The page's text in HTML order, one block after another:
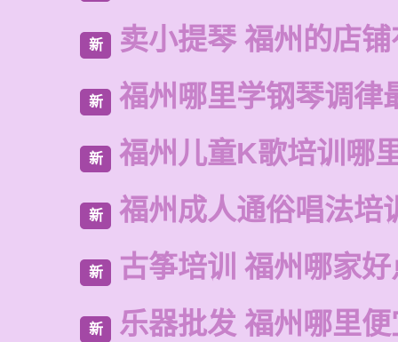
新 卖小提琴 福州的店
新 福州哪里学钢琴调律
新 福州儿童K歌培训哪
新 福州成人通俗唱法培
新 古筝培训 福州哪家好
新 乐器批发 福州哪里